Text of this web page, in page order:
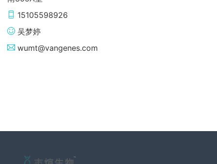
15105598926
吴梦婷
wumt@vangenes.com